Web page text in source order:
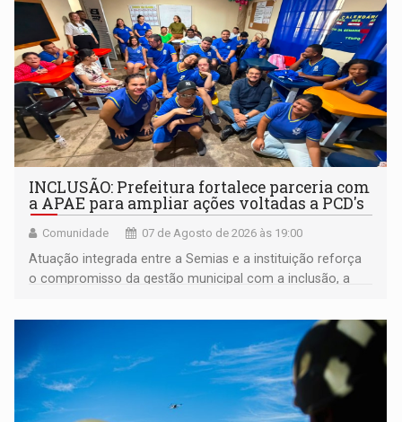
INCLUSÃO: Prefeitura fortalece parceria com
a APAE para ampliar ações voltadas a PCD's
Comunidade 07 de Agosto de 2026 às 19:00
Atuação integrada entre a Semias e a instituição reforça
o compromisso da gestão municipal com a inclusão, a